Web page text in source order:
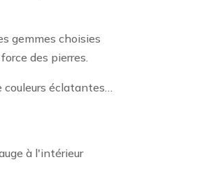
gemmes choisies
des pierres.
éclatantes…